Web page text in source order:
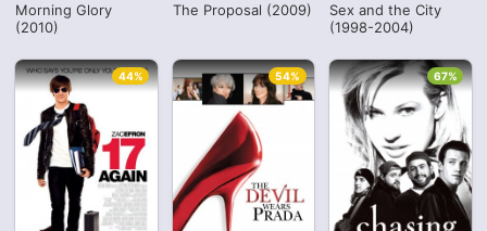
Morning Glory
(2010)
The Proposal (2009)
Sex and the City
(1998-2004)
44% 54% 67%